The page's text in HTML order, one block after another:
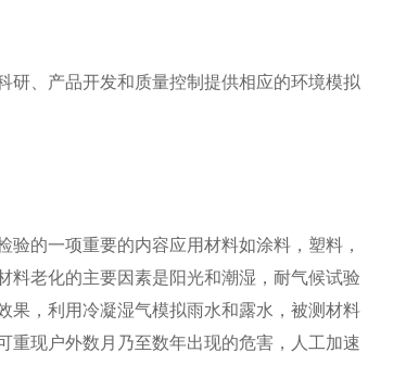
研、产品开发和质量控制提供相应的环境模拟
的一项重要的内容应用材料如涂料，塑料，
料老化的主要因素是阳光和潮湿，耐气候试验
果，利用冷凝湿气模拟雨水和露水，被测材料
重现户外数月乃至数年出现的危害，人工加速